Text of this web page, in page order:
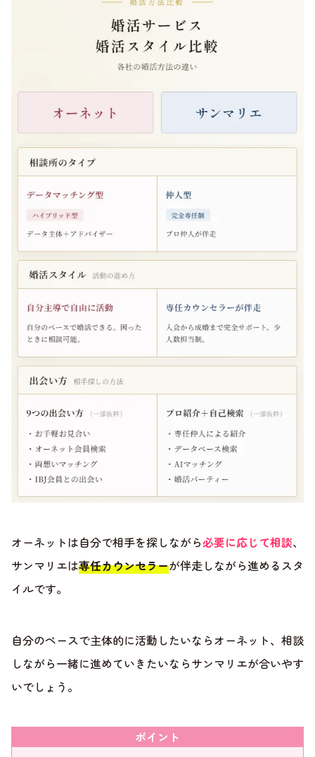
オーネットは自分で相手を探しながら必要に応じて相談、
サンマリエは専任カウンセラーが伴走しながら進めるスタ
イルです。
自分のペースで主体的に活動したいならオーネット、相談
しながら一緒に進めていきたいならサンマリエが合いやす
いでしょう。
ポイント